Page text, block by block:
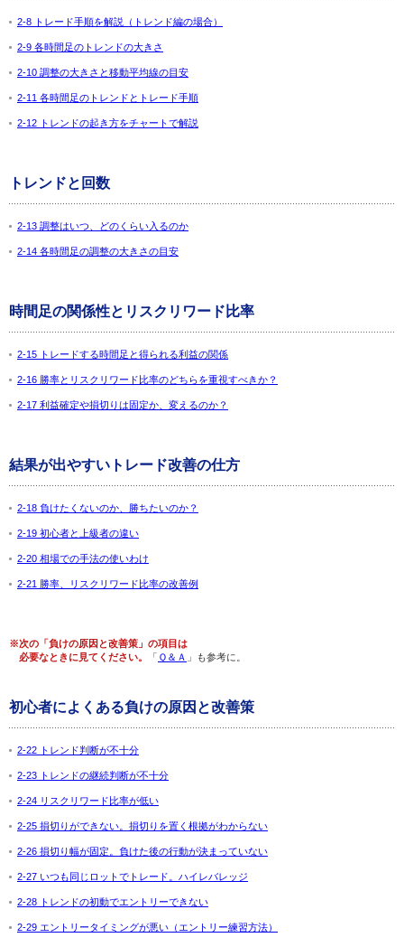
2-8 トレード手順を解説（トレンド編の場合）
2-9 各時間足のトレンドの大きさ
2-10 調整の大きさと移動平均線の目安
2-11 各時間足のトレンドとトレード手順
2-12 トレンドの起き方をチャートで解説
トレンドと回数
2-13 調整はいつ、どのくらい入るのか
2-14 各時間足の調整の大きさの目安
時間足の関係性とリスクリワード比率
2-15 トレードする時間足と得られる利益の関係
2-16 勝率とリスクリワード比率のどちらを重視すべきか？
2-17 利益確定や損切りは固定か、変えるのか？
結果が出やすいトレード改善の仕方
2-18 負けたくないのか、勝ちたいのか？
2-19 初心者と上級者の違い
2-20 相場での手法の使いわけ
2-21 勝率、リスクリワード比率の改善例
※次の「負けの原因と改善策」の項目は
必要なときに見てください。
「 Ｑ＆Ａ 」も参考に。
初心者によくある負けの原因と改善策
2-22 トレンド判断が不十分
2-23 トレンドの継続判断が不十分
2-24 リスクリワード比率が低い
2-25 損切りができない。損切りを置く根拠がわからない
2-26 損切り幅が固定。負けた後の行動が決まっていない
2-27 いつも同じロットでトレード。ハイレバレッジ
2-28 トレンドの初動でエントリーできない
2-29 エントリータイミングが悪い（エントリー練習方法）